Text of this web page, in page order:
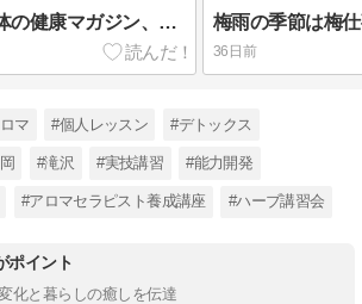
盛岡滝沢の心と身体の健康マガジン、夏の疲労回復に 梅雨の季節は梅
36日前
マ #個人レッスン #デトックス
#滝沢 #実技講習 #能力開発
#アロマセラピスト養成講座 #ハーブ講習会
ポイント
化と暮らしの癒しを伝達